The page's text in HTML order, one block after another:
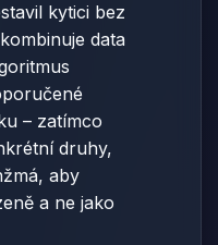
kytici bez
data
– zatímco
druhy,
aby
a ne jako